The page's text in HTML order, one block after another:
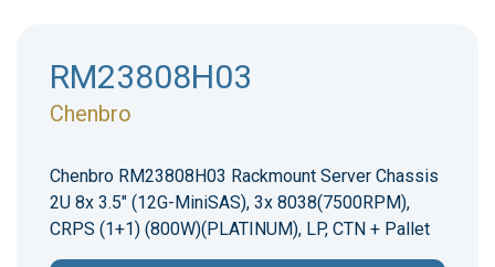
RM23808H03
Chenbro
Chenbro RM23808H03 Rackmount Server Chassis
2U 8x 3.5" (12G-MiniSAS), 3x 8038(7500RPM),
CRPS (1+1) (800W)(PLATINUM), LP, CTN + Pallet